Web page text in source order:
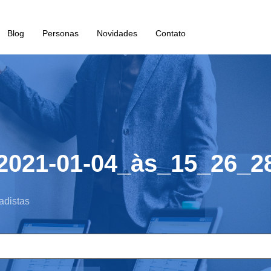
Blog Personas Novidades Contato
01-